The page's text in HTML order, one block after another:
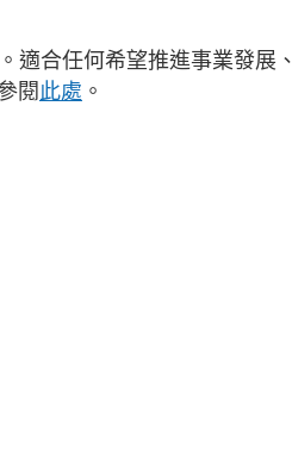
適合任何希望推進事業發展
閱此處 。